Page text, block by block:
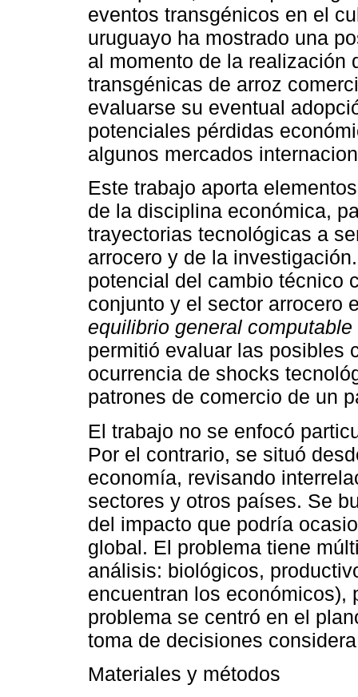
eventos transgénicos en el
uruguayo ha mostrado una
al momento de la realización
transgénicas de arroz
evaluarse su eventual
potenciales pérdidas
algunos mercados
Este trabajo aporta
de la disciplina económica,
trayectorias tecnológicas a
arrocero y de la
potencial del cambio técnico
conjunto y el sector arrocero
equilibrio general computable
permitió evaluar las posibles
ocurrencia de shocks
patrones de comercio de un
El trabajo no se enfocó
Por el contrario, se situó
economía, revisando
sectores y otros países. Se
del impacto que podría
global. El problema tiene
análisis: biológicos,
encuentran los
problema se centró en el
toma de decisiones
Materiales y métodos